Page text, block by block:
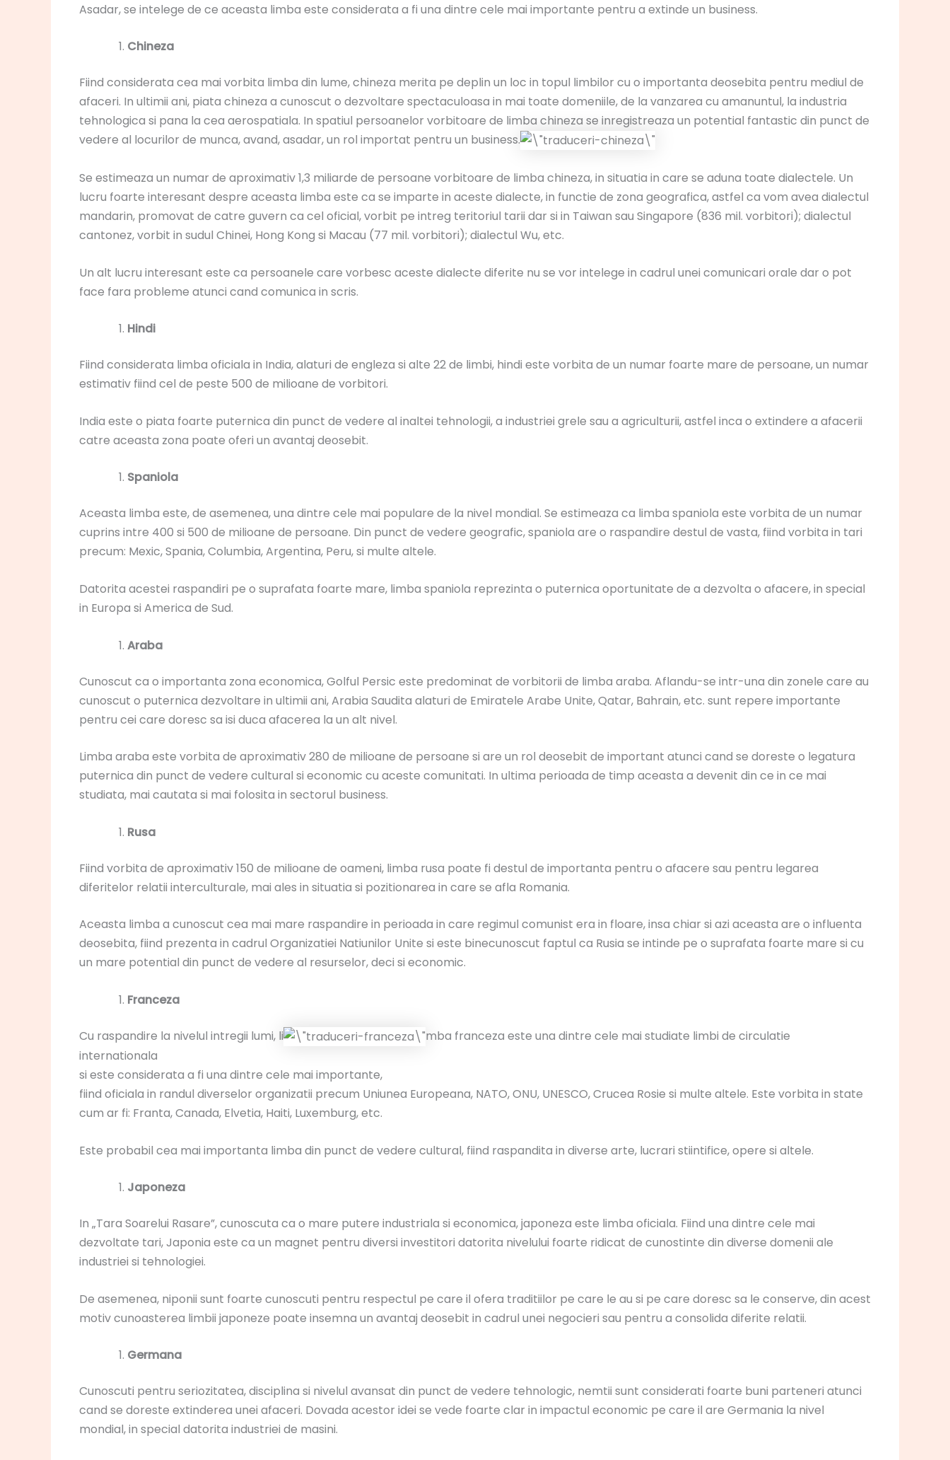
Asadar, se intelege de ce aceasta limba este considerata a fi una dintre cele mai importante pentru a extinde un business.
Chineza
Fiind considerata cea mai vorbita limba din lume, chineza merita pe deplin un loc in topul limbilor cu o importanta deosebita pentru mediul de
afaceri. In ultimii ani, piata chineza a cunoscut o dezvoltare spectaculoasa in mai toate domeniile, de la vanzarea cu amanuntul, la industria
tehnologica si pana la cea aerospatiala. In spatiul persoanelor vorbitoare de limba chineza se inregistreaza un potential fantastic din punct de
vedere al locurilor de munca, avand, asadar, un rol importat pentru un business.
Se estimeaza un numar de aproximativ 1,3 miliarde de persoane vorbitoare de limba chineza, in situatia in care se aduna toate dialectele. Un
lucru foarte interesant despre aceasta limba este ca se imparte in aceste dialecte, in functie de zona geografica, astfel ca vom avea dialectul
mandarin, promovat de catre guvern ca cel oficial, vorbit pe intreg teritoriul tarii dar si in Taiwan sau Singapore (836 mil. vorbitori); dialectul
cantonez, vorbit in sudul Chinei, Hong Kong si Macau (77 mil. vorbitori); dialectul Wu, etc.
Un alt lucru interesant este ca persoanele care vorbesc aceste dialecte diferite nu se vor intelege in cadrul unei comunicari orale dar o pot
face fara probleme atunci cand comunica in scris.
Hindi
Fiind considerata limba oficiala in India, alaturi de engleza si alte 22 de limbi, hindi este vorbita de un numar foarte mare de persoane, un numar
estimativ fiind cel de peste 500 de milioane de vorbitori.
India este o piata foarte puternica din punct de vedere al inaltei tehnologii, a industriei grele sau a agriculturii, astfel inca o extindere a afacerii
catre aceasta zona poate oferi un avantaj deosebit.
Spaniola
Aceasta limba este, de asemenea, una dintre cele mai populare de la nivel mondial. Se estimeaza ca limba spaniola este vorbita de un numar
cuprins intre 400 si 500 de milioane de persoane. Din punct de vedere geografic, spaniola are o raspandire destul de vasta, fiind vorbita in tari
precum: Mexic, Spania, Columbia, Argentina, Peru, si multe altele.
Datorita acestei raspandiri pe o suprafata foarte mare, limba spaniola reprezinta o puternica oportunitate de a dezvolta o afacere, in special
in Europa si America de Sud.
Araba
Cunoscut ca o importanta zona economica, Golful Persic este predominat de vorbitorii de limba araba. Aflandu-se intr-una din zonele care au
cunoscut o puternica dezvoltare in ultimii ani, Arabia Saudita alaturi de Emiratele Arabe Unite, Qatar, Bahrain, etc. sunt repere importante
pentru cei care doresc sa isi duca afacerea la un alt nivel.
Limba araba este vorbita de aproximativ 280 de milioane de persoane si are un rol deosebit de important atunci cand se doreste o legatura
puternica din punct de vedere cultural si economic cu aceste comunitati. In ultima perioada de timp aceasta a devenit din ce in ce mai
studiata, mai cautata si mai folosita in sectorul business.
Rusa
Fiind vorbita de aproximativ 150 de milioane de oameni, limba rusa poate fi destul de importanta pentru o afacere sau pentru legarea
diferitelor relatii interculturale, mai ales in situatia si pozitionarea in care se afla Romania.
Aceasta limba a cunoscut cea mai mare raspandire in perioada in care regimul comunist era in floare, insa chiar si azi aceasta are o influenta
deosebita, fiind prezenta in cadrul Organizatiei Natiunilor Unite si este binecunoscut faptul ca Rusia se intinde pe o suprafata foarte mare si cu
un mare potential din punct de vedere al resurselor, deci si economic.
Franceza
Cu raspandire la nivelul intregii lumi, li
mba franceza este una dintre cele mai studiate limbi de circulatie
internationala
si este considerata a fi una dintre cele mai importante,
fiind oficiala in randul diverselor organizatii precum Uniunea Europeana, NATO, ONU, UNESCO, Crucea Rosie si multe altele. Este vorbita in state
cum ar fi: Franta, Canada, Elvetia, Haiti, Luxemburg, etc.
Este probabil cea mai importanta limba din punct de vedere cultural, fiind raspandita in diverse arte, lucrari stiintifice, opere si altele.
Japoneza
In „Tara Soarelui Rasare”, cunoscuta ca o mare putere industriala si economica, japoneza este limba oficiala. Fiind una dintre cele mai
dezvoltate tari, Japonia este ca un magnet pentru diversi investitori datorita nivelului foarte ridicat de cunostinte din diverse domenii ale
industriei si tehnologiei.
De asemenea, niponii sunt foarte cunoscuti pentru respectul pe care il ofera traditiilor pe care le au si pe care doresc sa le conserve, din acest
motiv cunoasterea limbii japoneze poate insemna un avantaj deosebit in cadrul unei negocieri sau pentru a consolida diferite relatii.
Germana
Cunoscuti pentru seriozitatea, disciplina si nivelul avansat din punct de vedere tehnologic, nemtii sunt considerati foarte buni parteneri atunci
cand se doreste extinderea unei afaceri. Dovada acestor idei se vede foarte clar in impactul economic pe care il are Germania la nivel
mondial, in special datorita industriei de masini.